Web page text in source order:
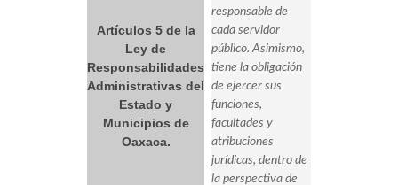
Artículos 5 de la
Ley de
Responsabilidades
Administrativas del
Estado y
Municipios de
Oaxaca.
responsable de
cada servidor
público. Asimismo,
tiene la obligación
de ejercer sus
funciones,
facultades y
atribuciones
jurídicas, dentro de
la perspectiva de